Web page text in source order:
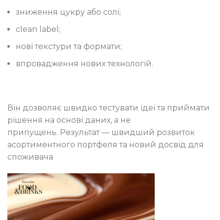
зниження цукру або солі;
clean label;
нові текстури та формати;
впровадження нових технологій.
Він дозволяє швидко тестувати ідеї та приймати
рішення на основі даних, а не
припущень. Результат — швидший розвиток
асортиментного портфеля та новий досвід для
споживача